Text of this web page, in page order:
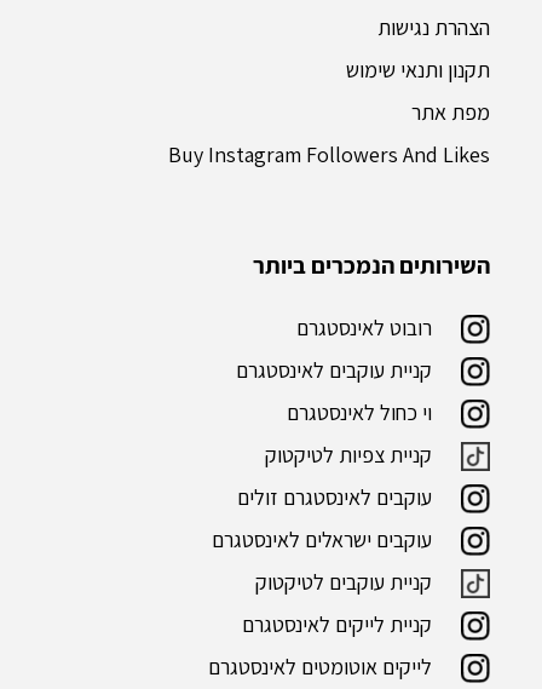
השירותים הנמכרים ביותר
רובוט לאינסטגרם
קניית עוקבים לאינסטגרם
וי כחול לאינסטגרם
קניית צפיות לטיקטוק
עוקבים לאינסטגרם זולים
עוקבים ישראלים לאינסטגרם
קניית עוקבים לטיקטוק
קניית לייקים לאינסטגרם
לייקים אוטומטים לאינסטגרם
הצהרת נגישות
תקנון ותנאי שימוש
מפת אתר
Buy Instagram Followers And Likes